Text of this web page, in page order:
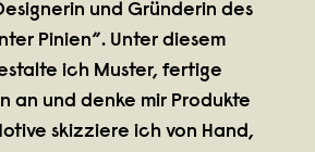
und Gründerin des
Pinien“. Unter diesem
ich Muster, fertige
an und denke mir Produkte
skizziere ich von Hand,